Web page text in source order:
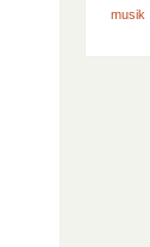
musik